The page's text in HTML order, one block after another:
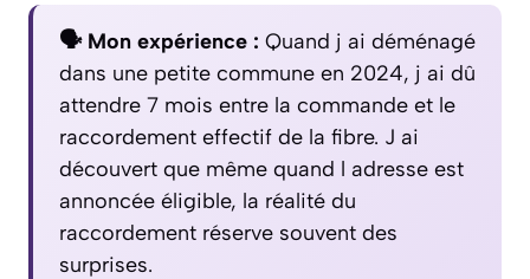
🗣️ Mon expérience : Quand j ai déménagé
dans une petite commune en 2024, j ai dû
attendre 7 mois entre la commande et le
raccordement effectif de la fibre. J ai
découvert que même quand l adresse est
annoncée éligible, la réalité du
raccordement réserve souvent des
surprises.